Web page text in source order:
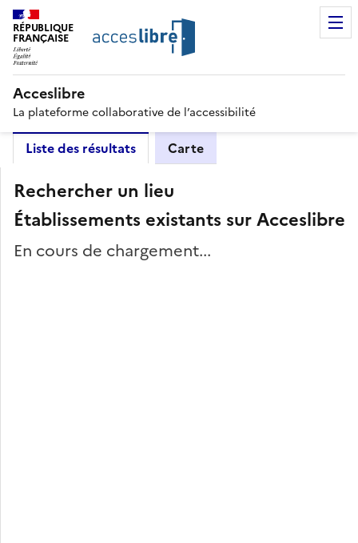
RÉPUBLIQUE
FRANÇAISE
Acceslibre
La plateforme collaborative de l’accessibilité
Liste des résultats Carte
Rechercher un lieu
Établissements existants sur Acceslibre
En cours de chargement...